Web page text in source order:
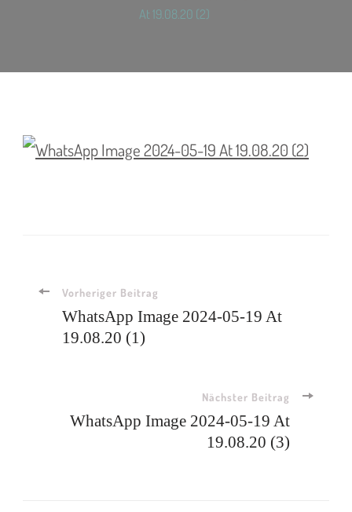
At 19.08.20 (2)
Beitragsnavigation
Vorheriger Beitrag
WhatsApp Image 2024-05-19 At
19.08.20 (1)
Nächster Beitrag
WhatsApp Image 2024-05-19 At
19.08.20 (3)